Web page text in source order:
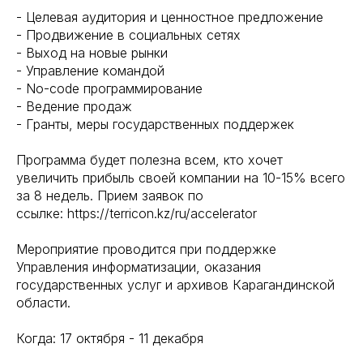
- Целевая аудитория и ценностное предложение
- Продвижение в социальных сетях
- Выход на новые рынки
- Управление командой
- No-code программирование
- Ведение продаж
- Гранты, меры государственных поддержек
Программа будет полезна всем, кто хочет
увеличить прибыль своей компании на 10-15% всего
за 8 недель. Прием заявок по
ссылке: https://terricon.kz/ru/accelerator
Мероприятие проводится при поддержке
Управления информатизации, оказания
государственных услуг и архивов Карагандинской
области.
Когда: 17 октября - 11 декабря